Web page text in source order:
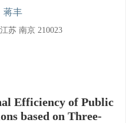
蒋丰
苏 南京 210023
Efficiency of Public
based on Three-